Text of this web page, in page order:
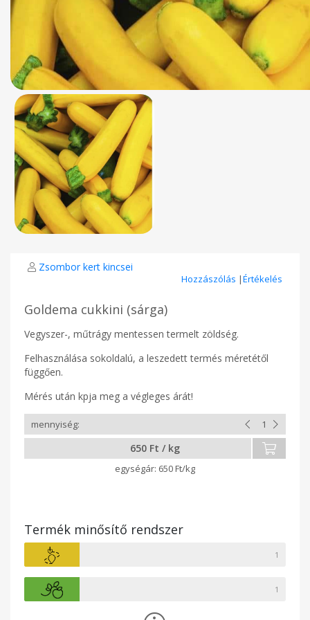
Zsombor kert kincsei
Hozzászólás |Értékelés
Goldema cukkini (sárga)
Vegyszer-, műtrágy mentessen termelt zöldség.
Felhasználása sokoldalú, a leszedett termés méretétől
függően.
Mérés után kpja meg a végleges árát!
650 Ft / kg
650 Ft/kg
Termék minősítő rendszer
1
1